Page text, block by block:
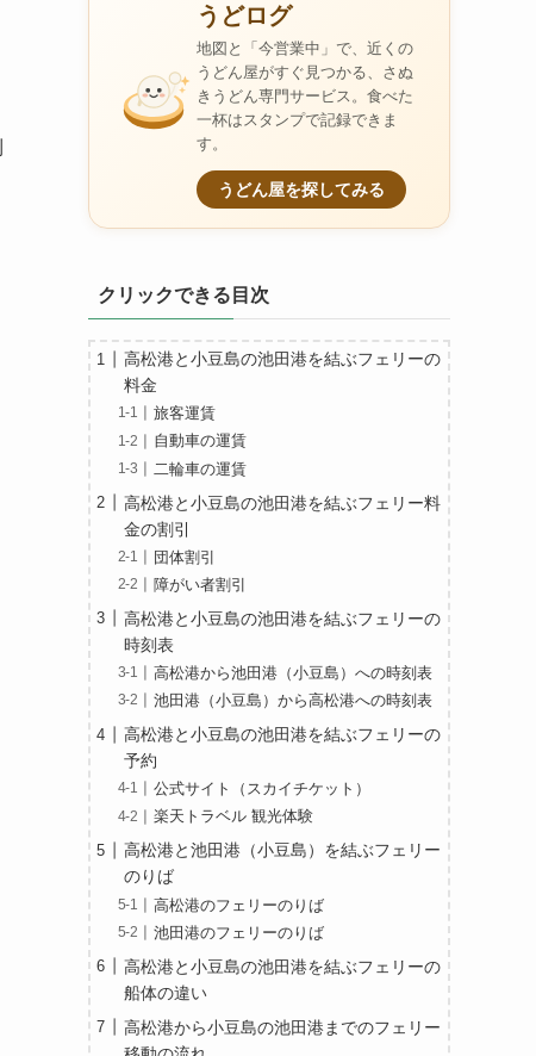
うどログ
地図と「今営業中」で、近くの
うどん屋がすぐ見つかる、さぬ
きうどん専門サービス。食べた
一杯はスタンプで記録できま
す。
うどん屋を探してみる
クリックできる目次
高松港と小豆島の池田港を結ぶフェリーの
料金
旅客運賃
自動車の運賃
二輪車の運賃
高松港と小豆島の池田港を結ぶフェリー料
金の割引
団体割引
障がい者割引
高松港と小豆島の池田港を結ぶフェリーの
時刻表
高松港から池田港（小豆島）への時刻表
池田港（小豆島）から高松港への時刻表
高松港と小豆島の池田港を結ぶフェリーの
予約
公式サイト（スカイチケット）
楽天トラベル 観光体験
高松港と池田港（小豆島）を結ぶフェリー
のりば
高松港のフェリーのりば
池田港のフェリーのりば
高松港と小豆島の池田港を結ぶフェリーの
船体の違い
高松港から小豆島の池田港までのフェリー